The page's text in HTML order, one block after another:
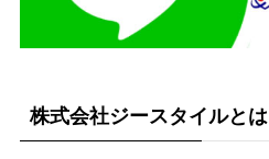
株式会社ジースタイルとは